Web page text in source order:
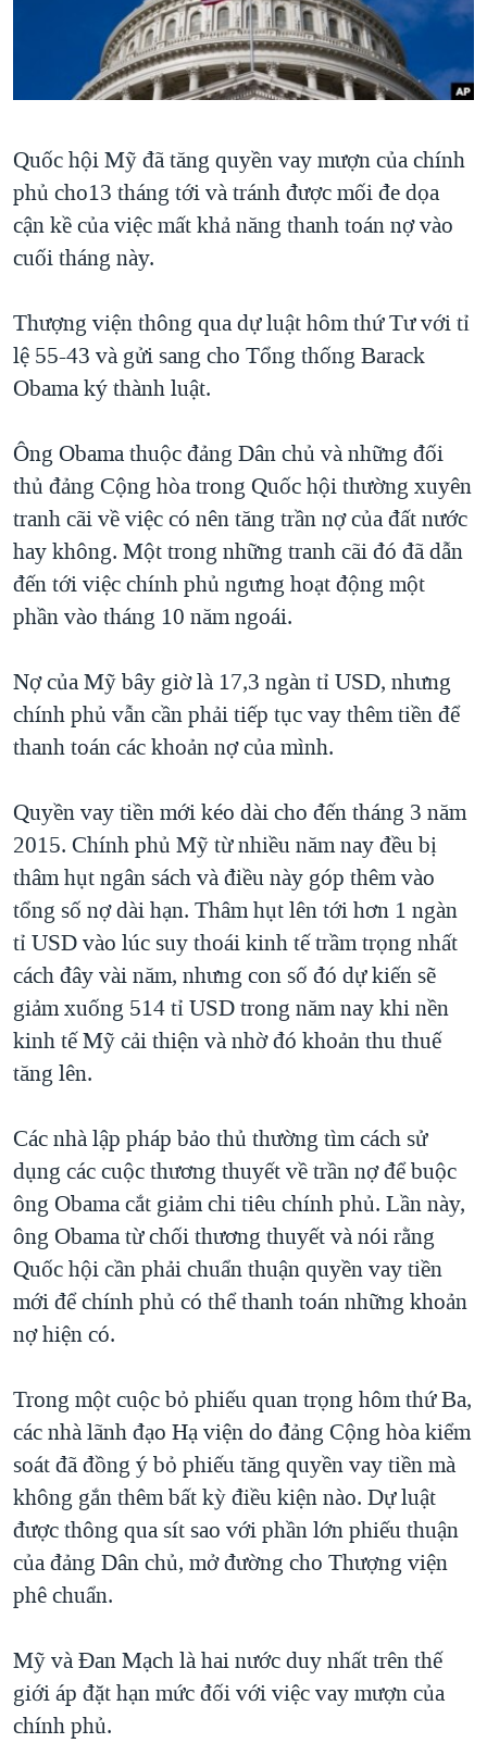
NGƯỜI VIỆT HẢI NGOẠI
ĐỜI SỐNG
KINH TẾ
VĂN HOÁ
THỂ THAO
HÀNH TRÌNH BẦU CỬ 2024
MỘT NĂM CHIẾN TRANH TẠI DẢI GAZA
NGÀY TỊ NẠN THẾ GIỚI
TRỊNH VĨNH BÌNH - NGƯỜI HẠ 'BÊN THẮNG CUỘC'
GROUND ZERO – XƯA VÀ NAY
CÁC GIÁ TRỊ CỘNG HÒA Ở VIỆT NAM
THƯỢNG ĐỈNH TRUMP-KIM TẠI VIỆT NAM
TRỊNH VĨNH BÌNH VS. CHÍNH PHỦ VIỆT NAM
BÊN KIA QUỐC LỘ: TIẾNG VỌNG TỪ NÔNG THÔN MỸ
QUAN HỆ VIỆT MỸ
Ngôn ngữ khác
Quốc hội Mỹ đã tăng quyền vay mượn của chính
phủ cho13 tháng tới và tránh được mối đe dọa
cận kề của việc mất khả năng thanh toán nợ vào
cuối tháng này.
Thượng viện thông qua dự luật hôm thứ Tư với tỉ
lệ 55-43 và gửi sang cho Tổng thống Barack
Obama ký thành luật.
Ông Obama thuộc đảng Dân chủ và những đối
thủ đảng Cộng hòa trong Quốc hội thường xuyên
tranh cãi về việc có nên tăng trần nợ của đất nước
hay không. Một trong những tranh cãi đó đã dẫn
đến tới việc chính phủ ngưng hoạt động một
phần vào tháng 10 năm ngoái.
Nợ của Mỹ bây giờ là 17,3 ngàn tỉ USD, nhưng
chính phủ vẫn cần phải tiếp tục vay thêm tiền để
thanh toán các khoản nợ của mình.
Quyền vay tiền mới kéo dài cho đến tháng 3 năm
2015. Chính phủ Mỹ từ nhiều năm nay đều bị
thâm hụt ngân sách và điều này góp thêm vào
tổng số nợ dài hạn. Thâm hụt lên tới hơn 1 ngàn
tỉ USD vào lúc suy thoái kinh tế trầm trọng nhất
cách đây vài năm, nhưng con số đó dự kiến sẽ
giảm xuống 514 tỉ USD trong năm nay khi nền
kinh tế Mỹ cải thiện và nhờ đó khoản thu thuế
tăng lên.
Các nhà lập pháp bảo thủ thường tìm cách sử
dụng các cuộc thương thuyết về trần nợ để buộc
ông Obama cắt giảm chi tiêu chính phủ. Lần này,
ông Obama từ chối thương thuyết và nói rằng
Quốc hội cần phải chuẩn thuận quyền vay tiền
mới để chính phủ có thể thanh toán những khoản
nợ hiện có.
Trong một cuộc bỏ phiếu quan trọng hôm thứ Ba,
các nhà lãnh đạo Hạ viện do đảng Cộng hòa kiểm
soát đã đồng ý bỏ phiếu tăng quyền vay tiền mà
không gắn thêm bất kỳ điều kiện nào. Dự luật
được thông qua sít sao với phần lớn phiếu thuận
của đảng Dân chủ, mở đường cho Thượng viện
phê chuẩn.
Mỹ và Đan Mạch là hai nước duy nhất trên thế
giới áp đặt hạn mức đối với việc vay mượn của
chính phủ.